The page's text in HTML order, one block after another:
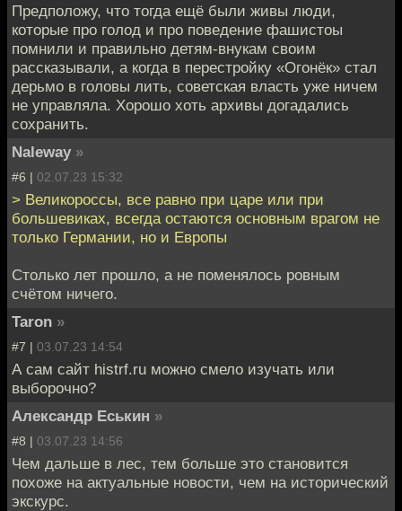
Предположу, что тогда ещё были живы люди,
которые про голод и про поведение фашистоы
помнили и правильно детям-внукам своим
рассказывали, а когда в перестройку «Огонёк» стал
дерьмо в головы лить, советская власть уже ничем
не управляла. Хорошо хоть архивы догадались
сохранить.
Naleway »
#6 | 02.07.23 15:32
> Великороссы, все равно при царе или при
большевиках, всегда остаются основным врагом не
только Германии, но и Европы
Столько лет прошло, а не поменялось ровным
счётом ничего.
Taron »
#7 | 03.07.23 14:54
А сам сайт histrf.ru можно смело изучать или
выборочно?
Александр Еськин »
#8 | 03.07.23 14:56
Чем дальше в лес, тем больше это становится
похоже на актуальные новости, чем на исторический
экскурс.